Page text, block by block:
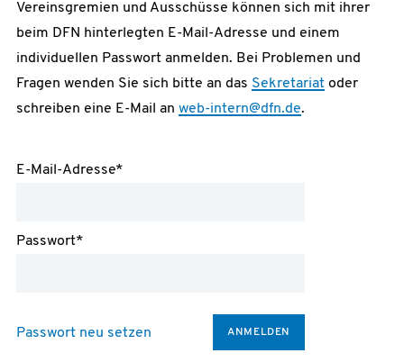
Vereinsgremien und Ausschüsse können sich mit ihrer
beim DFN hinterlegten E-Mail-Adresse und einem
individuellen Passwort anmelden. Bei Problemen und
Fragen wenden Sie sich bitte an das Sekretariatoder
schreiben eine E-Mail an web-intern@dfn.de.
E-Mail-Adresse*
Passwort*
Passwort neu setzen